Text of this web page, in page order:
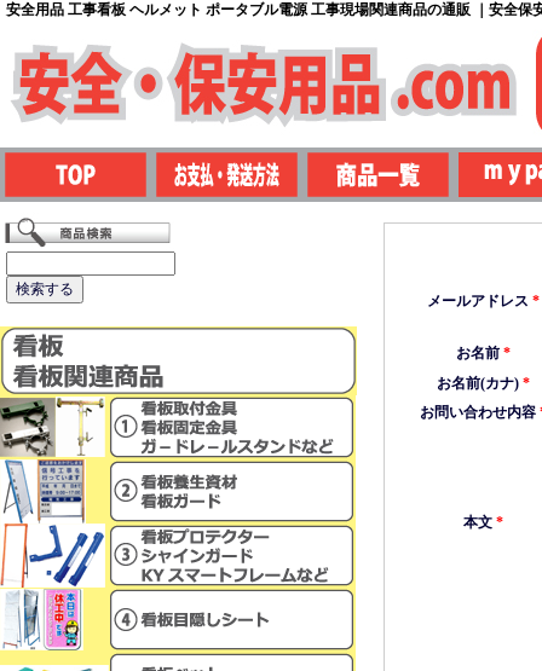
安全用品 工事看板 ヘルメット ポータブル電源 工事現場関連商品の通販 ｜安全保
メールアドレス *
お名前*
お名前(カナ)*
お問い合わせ内容
本文*